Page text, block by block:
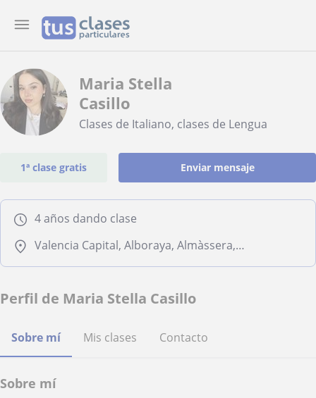
Maria Stella
Casillo
Clases de Italiano, clases de Lengua
1ª clase gratis Enviar mensaje
4 años dando clase
Valencia Capital, Alboraya, Almàssera, Tavernes Blanques
Perfil de Maria Stella Casillo
Sobre mí Mis clases Contacto
Sobre mí